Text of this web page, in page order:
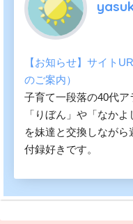
【お知らせ】サイト
のご案内）
子育て一段落の40代
「りぼん」や「なか
を妹達と交換しなが
付録好きです。